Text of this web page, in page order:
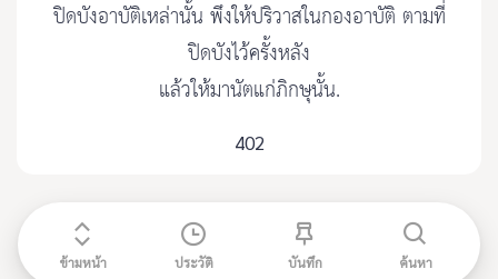
ปิดบังอาบัติเหล่านั้น พึงให้ปริวาสในกองอาบัติ ตามที่
ปิดบังไว้ครั้งหลัง
แล้วให้มานัตแก่ภิกษุนั้น.
402
ข้ามหน้า ประวัติ บันทึก ค้นหา